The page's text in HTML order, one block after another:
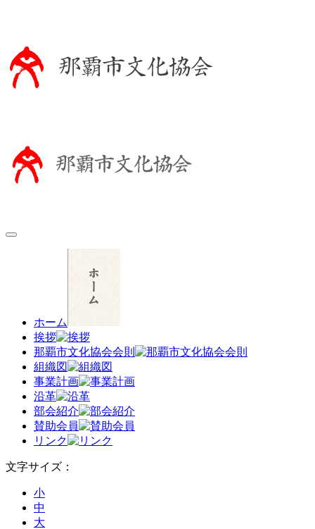
ホーム
挨拶
那覇市文化協会会則
組織図
事業計画
沿革
部会紹介
賛助会員
リンク
文字サイズ：
小
中
大